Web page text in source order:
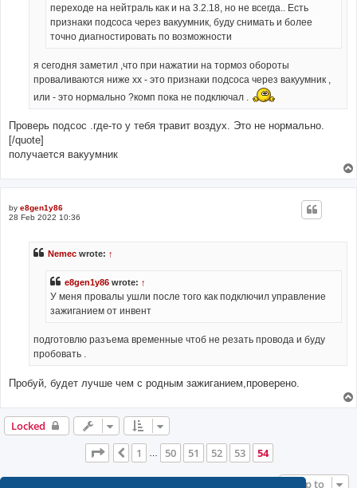
переходе на нейтраль как и на 3.2.18, но не всегда.. Есть
признаки подсоса через вакуумник, буду снимать и более
точно диагностировать по возможности
я сегодня заметил ,что при нажатии на тормоз обороты
проваливаются ниже хх - это признаки подсоса через вакуумник ,
или - это нормально ?комп пока не подключал .
Проверь подсос .где-то у тебя травит воздух. Это не нормально.
[/quote]
получается вакуумник
by e8gen1y86
28 Feb 2022 10:36
Nemec wrote: ↑
e8gen1y86 wrote: ↑
У меня провалы ушли после того как подключил управление
зажиганием от инвент
подготовлю разъема временные чтоб не резать провода и буду
пробовать .
Пробуй, будет лучше чем с родным зажиганием,проверено.
Locked
Page
54 54
Previous
1 50 51 52 53 54
Jump to